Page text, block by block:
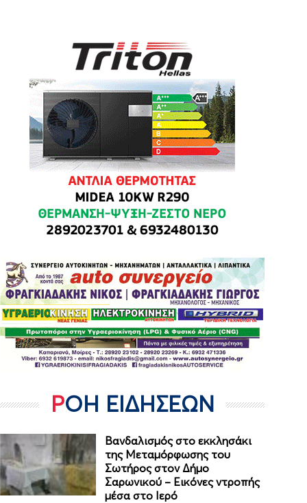
ΡΟΗ ΕΙΔΗΣΕΩΝ
Βανδαλισμός στο εκκλησάκι
της Μεταμόρφωσης του
Σωτήρος στον Δήμο
Σαρωνικού – Εικόνες ντροπής
μέσα στο Ιερό